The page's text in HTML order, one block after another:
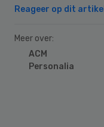
Reageer op dit artikel
Meer over:
ACM
Personalia